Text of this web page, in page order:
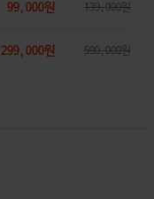
99,000원 139,000원
299,000원 590,000원